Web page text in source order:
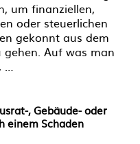
um finanziellen,
oder steuerlichen
gekonnt aus dem
gehen. Auf was man
…
, Gebäude- oder
einem Schaden